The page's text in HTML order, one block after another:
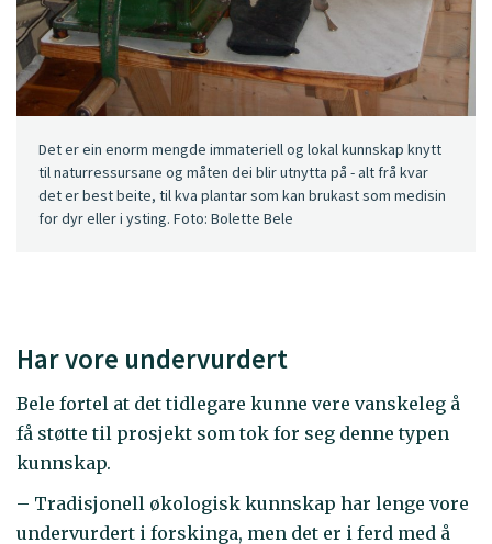
Det er ein enorm mengde immateriell og lokal kunnskap knytt
til naturressursane og måten dei blir utnytta på - alt frå kvar
det er best beite, til kva plantar som kan brukast som medisin
for dyr eller i ysting. Foto: Bolette Bele
Har vore undervurdert
Bele fortel at det tidlegare kunne vere vanskeleg å
få støtte til prosjekt som tok for seg denne typen
kunnskap.
– Tradisjonell økologisk kunnskap har lenge vore
undervurdert i forskinga, men det er i ferd med å